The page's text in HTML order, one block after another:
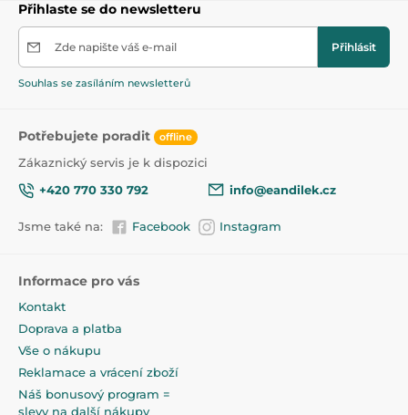
Rozměry: cca 9 cm x 8 cm x 2,5 cm.
1. jakost.
Přihlaste se do newsletteru
Zde napište váš e-mail Přihlásit
Souhlas se zasíláním newsletterů
Potřebujete poradit offline
Zákaznický servis je k dispozici
+420 770 330 792
info@eandilek.cz
Jsme také na: Facebook Instagram
Informace pro vás
Kontakt
Doprava a platba
Vše o nákupu
Reklamace a vrácení zboží
Náš bonusový program =
slevy na další nákupy